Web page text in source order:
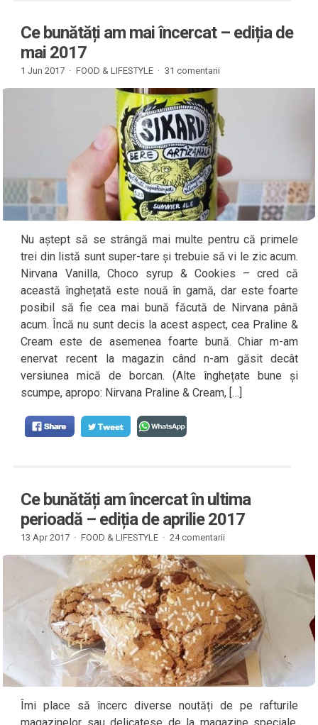
Ce bunătăți am mai încercat – ediția de
mai 2017
1 Jun 2017 · FOOD & LIFESTYLE · 31 comentarii
Nu aștept să se strângă mai multe pentru că primele
trei din listă sunt super-tare și trebuie să vi le zic acum.
Nirvana Vanilla, Choco syrup & Cookies – cred că
această înghețată este nouă în gamă, dar este foarte
posibil să fie cea mai bună făcută de Nirvana până
acum. Încă nu sunt decis la acest aspect, cea Praline &
Cream este de asemenea foarte bună. Chiar m-am
enervat recent la magazin când n-am găsit decât
versiunea mică de borcan. (Alte înghețate bune și
scumpe, apropo: Nirvana Praline & Cream, […]
Ce bunătăți am încercat în ultima
perioadă – ediția de aprilie 2017
13 Apr 2017 · FOOD & LIFESTYLE · 24 comentarii
Îmi place să încerc diverse noutăți de pe rafturile